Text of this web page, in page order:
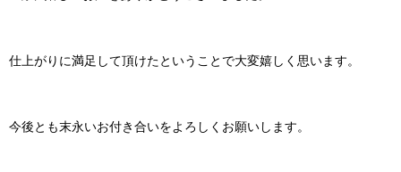
仕上がりに満足して頂けたということで大変嬉しく思います。
今後とも末永いお付き合いをよろしくお願いします。